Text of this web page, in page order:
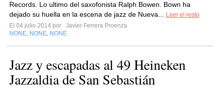
Records. Lo ultimo del saxofonista Ralph Bowen. Bown ha
dejado su huella en la escena de jazz de Nueva...
Leer el resto
El 04 julio 2014 por
Javier Ferrera Proenza
NONE NONE NONE
Jazz y escapadas al 49 Heineken
Jazzaldia de San Sebastián